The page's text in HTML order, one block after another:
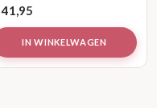
41,95
IN WINKELWAGEN